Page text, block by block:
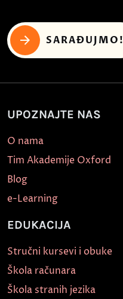
SARAĐUJMO!
UPOZNAJTE NAS
O nama
Tim Akademije Oxford
Blog
e-Learning
EDUKACIJA
Stručni kursevi i obuke
Škola računara
Škola stranih jezika